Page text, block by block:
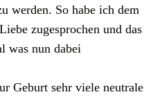
werden. So habe ich dem
zugesprochen und das
was nun dabei
Geburt sehr viele neutrale